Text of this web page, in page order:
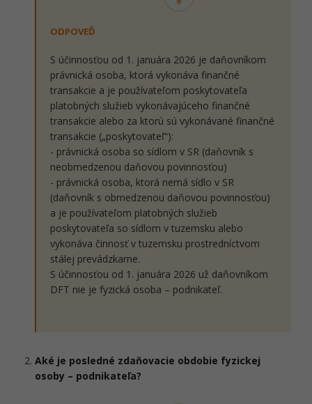
ODPOVEĎ
S účinnosťou od 1. januára 2026 je daňovníkom
právnická osoba, ktorá vykonáva finančné
transakcie a je používateľom poskytovateľa
platobných služieb vykonávajúceho finančné
transakcie alebo za ktorú sú vykonávané finančné
transakcie („poskytovateľ“):
- právnická osoba so sídlom v SR (daňovník s
neobmedzenou daňovou povinnosťou)
- právnická osoba, ktorá nemá sídlo v SR
(daňovník s obmedzenou daňovou povinnosťou)
a je používateľom platobných služieb
poskytovateľa so sídlom v tuzemsku alebo
vykonáva činnosť v tuzemsku prostredníctvom
stálej prevádzkarne.
S účinnosťou od 1. januára 2026 už daňovníkom
DFT nie je fyzická osoba – podnikateľ.
Aké je posledné zdaňovacie obdobie fyzickej
osoby – podnikateľa?